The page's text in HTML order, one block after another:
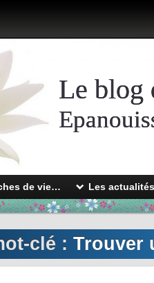
Le blog
de vie… Les
clé : Trouver